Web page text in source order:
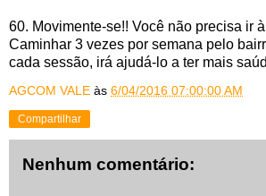
60. Movimente-se!! Você não precisa ir
Caminhar 3 vezes por semana pelo
cada sessão, irá ajudá-lo a ter mais
AGCOM VALE às 6/04/2016 07:00:00 AM
Compartilhar
Nenhum comentário: